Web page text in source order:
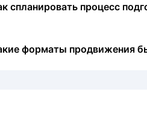
спланировать процесс
форматы продвижения